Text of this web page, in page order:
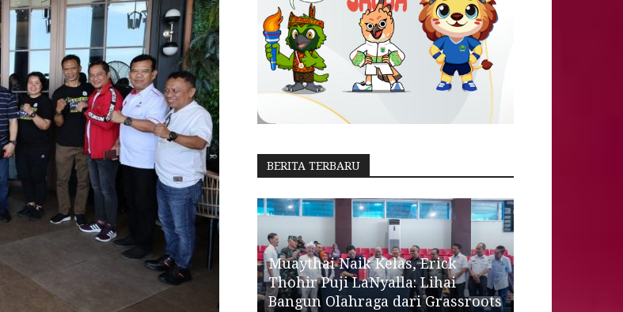
BERITA TERBARU
Muaythai Naik Kelas, Erick
Thohir Puji LaNyalla: Lihai
Bangun Olahraga dari Grassroots